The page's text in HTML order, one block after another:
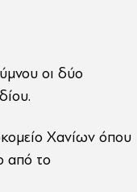
οι δύο
Χανίων όπου
από το